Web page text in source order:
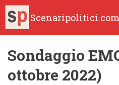
Scenaripolitici.com
Sondaggio
ottobre 2022)